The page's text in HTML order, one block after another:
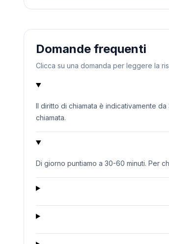
Domande frequenti
Clicca su una domanda per leggere la
Il diritto di chiamata è indicativamente
chiamata.
Di giorno puntiamo a 30-60 minuti. Per